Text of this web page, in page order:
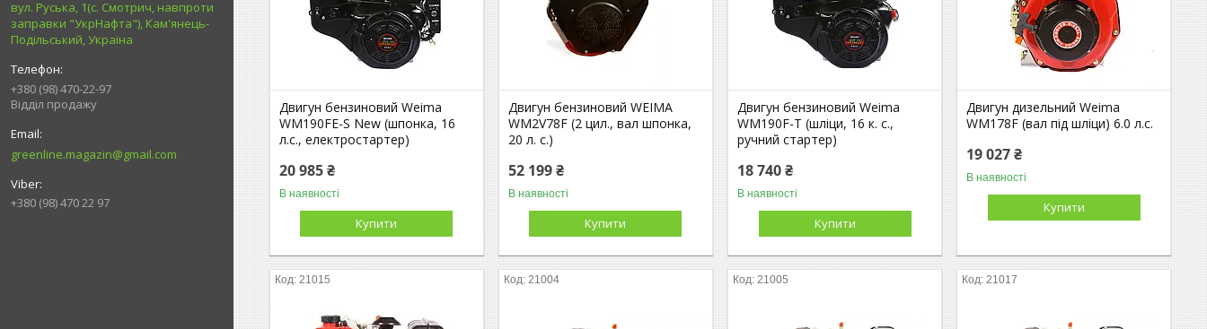
вул. Руська, 1(с. Смотрич, навпроти
заправки "УкрНафта"), Кам'янець-
Подільський, Україна
+380 (98) 470-22-97
Відділ продажу
greenline.magazin@gmail.com
+380 (98) 470 22 97
Двигун бензиновий Weima
WM190FЕ-S New (шпонка, 16
л.с., електростартер)
20 985 ₴
В наявності
Купити
Двигун бензиновий WEIMA
WM2V78F (2 цил., вал шпонка,
20 л. с.)
52 199 ₴
В наявності
Купити
Двигун бензиновий Weima
WM190F-Т (шліци, 16 к. с.,
ручний стартер)
18 740 ₴
В наявності
Купити
Двигун дизельний Weima
WM178F (вал під шліци) 6.0 л.с.
19 027 ₴
В наявності
Купити
21015 21004 21005 21017